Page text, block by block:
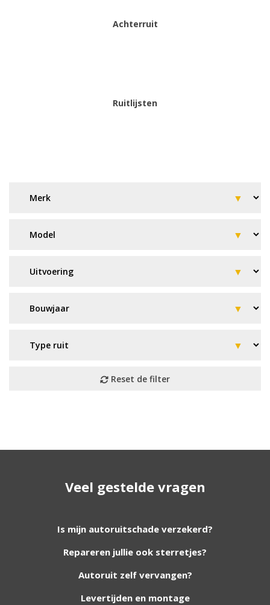
Achterruit
Ruitlijsten
Geen resultaat? Wij helpen u
ruit er niet tussen? Grote kans dat wij deze wel
contact met u op.
Aanvraag via whatsapp
Wilt u snel antwoord? Stuur ons een
Veel gestelde vragen
Is mijn autoruitschade verzekerd?
Repareren jullie ook sterretjes?
Autoruit zelf vervangen?
Levertijden en montage